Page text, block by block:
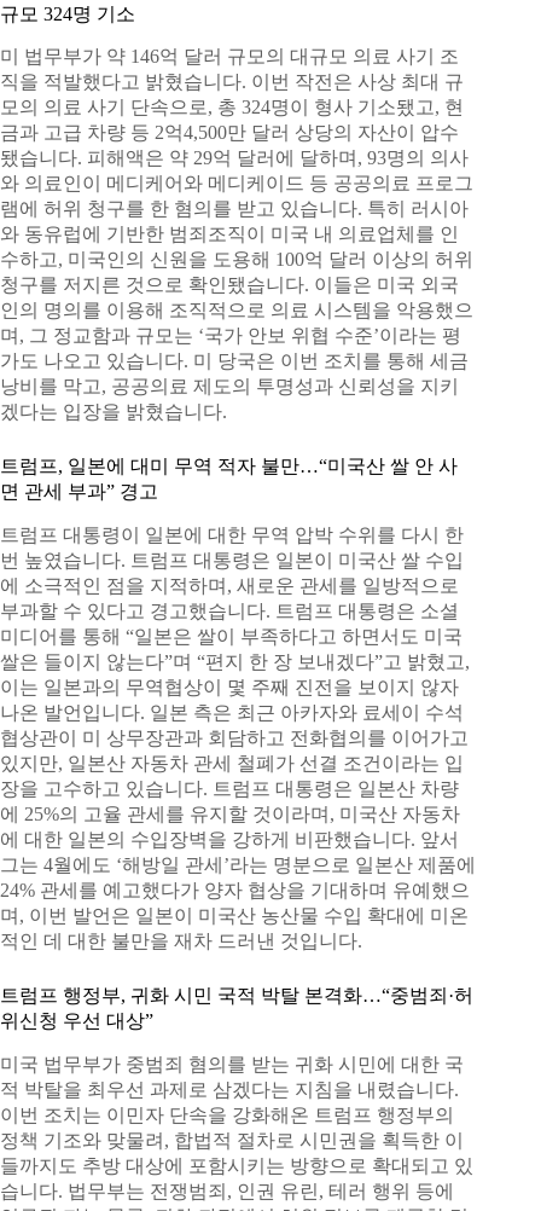
규모 324명 기소
미 법무부가 약 146억 달러 규모의 대규모 의료 사기 조
직을 적발했다고 밝혔습니다. 이번 작전은 사상 최대 규
모의 의료 사기 단속으로, 총 324명이 형사 기소됐고, 현
금과 고급 차량 등 2억4,500만 달러 상당의 자산이 압수
됐습니다. 피해액은 약 29억 달러에 달하며, 93명의 의사
와 의료인이 메디케어와 메디케이드 등 공공의료 프로그
램에 허위 청구를 한 혐의를 받고 있습니다. 특히 러시아
와 동유럽에 기반한 범죄조직이 미국 내 의료업체를 인
수하고, 미국인의 신원을 도용해 100억 달러 이상의 허위
청구를 저지른 것으로 확인됐습니다. 이들은 미국 외국
인의 명의를 이용해 조직적으로 의료 시스템을 악용했으
며, 그 정교함과 규모는 ‘국가 안보 위협 수준’이라는 평
가도 나오고 있습니다. 미 당국은 이번 조치를 통해 세금
낭비를 막고, 공공의료 제도의 투명성과 신뢰성을 지키
겠다는 입장을 밝혔습니다.
트럼프, 일본에 대미 무역 적자 불만…“미국산 쌀 안 사
면 관세 부과” 경고
트럼프 대통령이 일본에 대한 무역 압박 수위를 다시 한
번 높였습니다. 트럼프 대통령은 일본이 미국산 쌀 수입
에 소극적인 점을 지적하며, 새로운 관세를 일방적으로
부과할 수 있다고 경고했습니다. 트럼프 대통령은 소셜
미디어를 통해 “일본은 쌀이 부족하다고 하면서도 미국
쌀은 들이지 않는다”며 “편지 한 장 보내겠다”고 밝혔고,
이는 일본과의 무역협상이 몇 주째 진전을 보이지 않자
나온 발언입니다. 일본 측은 최근 아카자와 료세이 수석
협상관이 미 상무장관과 회담하고 전화협의를 이어가고
있지만, 일본산 자동차 관세 철폐가 선결 조건이라는 입
장을 고수하고 있습니다. 트럼프 대통령은 일본산 차량
에 25%의 고율 관세를 유지할 것이라며, 미국산 자동차
에 대한 일본의 수입장벽을 강하게 비판했습니다. 앞서
그는 4월에도 ‘해방일 관세’라는 명분으로 일본산 제품에
24% 관세를 예고했다가 양자 협상을 기대하며 유예했으
며, 이번 발언은 일본이 미국산 농산물 수입 확대에 미온
적인 데 대한 불만을 재차 드러낸 것입니다.
트럼프 행정부, 귀화 시민 국적 박탈 본격화…“중범죄·허
위신청 우선 대상”
미국 법무부가 중범죄 혐의를 받는 귀화 시민에 대한 국
적 박탈을 최우선 과제로 삼겠다는 지침을 내렸습니다.
이번 조치는 이민자 단속을 강화해온 트럼프 행정부의
정책 기조와 맞물려, 합법적 절차로 시민권을 획득한 이
들까지도 추방 대상에 포함시키는 방향으로 확대되고 있
습니다. 법무부는 전쟁범죄, 인권 유린, 테러 행위 등에